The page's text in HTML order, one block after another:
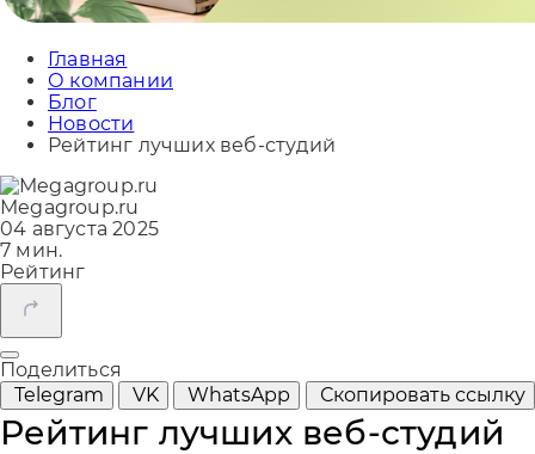
Главная
О компании
Блог
Новости
Рейтинг лучших веб-студий
Megagroup.ru
04 августа 2025
7 мин.
Рейтинг
Поделиться
Telegram
VK WhatsApp Скопировать ссылку
Рейтинг лучших веб-студий